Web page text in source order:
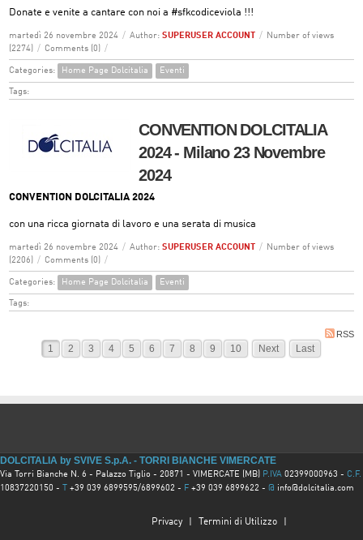
Donate e venite a cantare con noi a #sfkcodiceviola !!!
martedì 26 novembre 2024 / Author: SUPERUSER ACCOUNT /
Number of views
(2274)
/ Comments (0) /
Categories: Home Page Dolcitalia Eventi
Tags:
CONVENTION DOLCITALIA
2024 - Milano 23 Novembre
2024
CONVENTION DOLCITALIA 2024
con una ricca giornata di lavoro e una serata di musica
martedì 26 novembre 2024 / Author: SUPERUSER ACCOUNT /
Number of views
(2206)
/ Comments (0) /
Categories: Home Page Dolcitalia Eventi
Tags:
RSS
1 2 3 4 5 6 7 8 9 10 Next Last
DOLCITALIA by SVIVE S.p.A. - TORRI BIANCHE VIMERCATE
Via Torri Bianche N. 6 - Palazzo Tiglio - 20871 - VIMERCATE (MB) P.IVA 02399000963 - C.F.
10837220150 -
+39 039 6899595/6899602 - F +39 039 6899622 - @ info@dolcitalia.com
Privacy Termini di Utilizzo